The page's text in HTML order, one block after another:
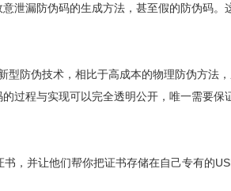
泄漏防伪码的生成方法，甚至假的防伪码。
防伪技术，相比于高成本的物理防伪方法
过程与实现可以完全透明公开，唯一需要保
，并让他们帮你把证书存储在自己专有的